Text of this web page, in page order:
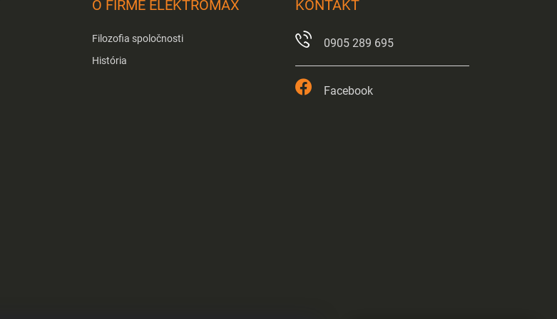
O FIRME ELEKTROMAX
Filozofia spoločnosti
História
KONTAKT
0905 289 695
Facebook